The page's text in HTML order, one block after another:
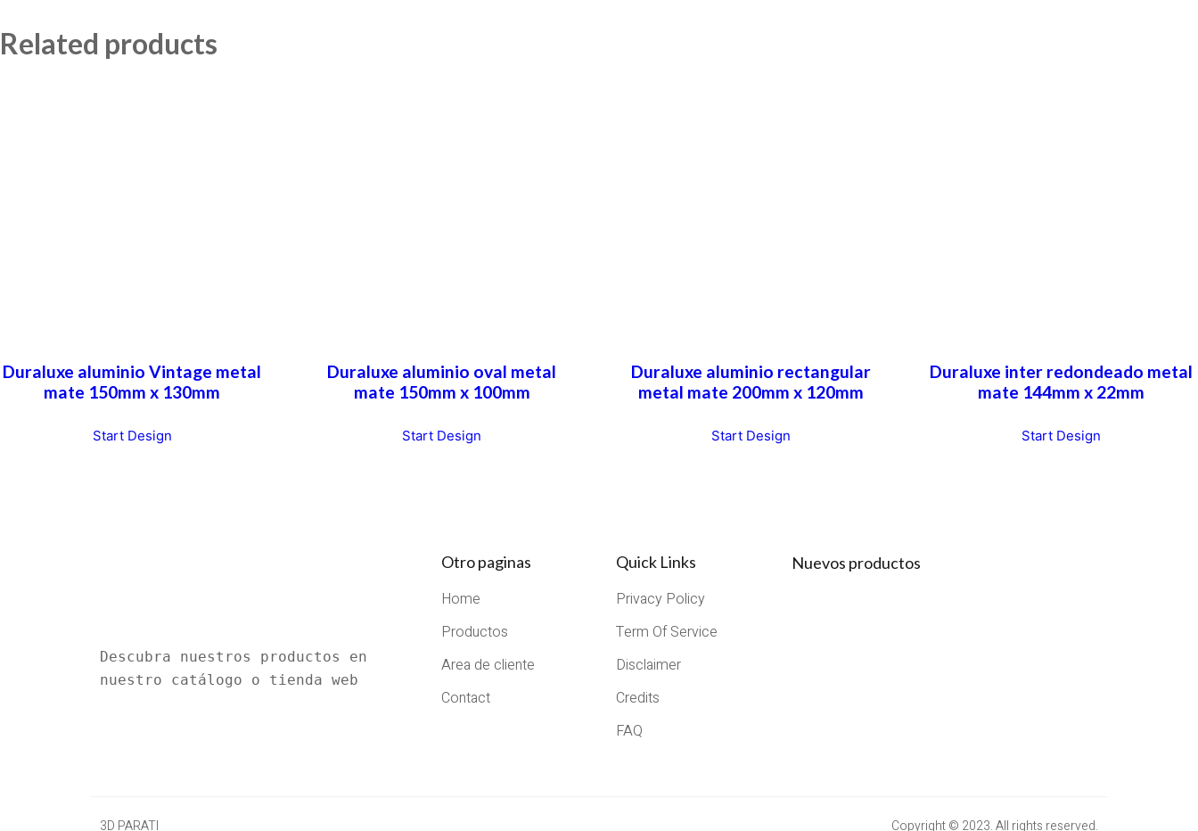
Related products
Duraluxe aluminio Vintage metal
mate 150mm x 130mm
Start Design
Duraluxe aluminio oval metal
mate 150mm x 100mm
Start Design
Duraluxe aluminio rectangular
metal mate 200mm x 120mm
Start Design
Duraluxe inter redondeado metal
mate 144mm x 22mm
Start Design
Descubra nuestros productos en
nuestro catálogo o tienda web
Otro paginas
Home
Productos
Area de cliente
Contact
Quick Links
Privacy Policy
Term Of Service
Disclaimer
Credits
FAQ
Nuevos productos
3D PARATI Copyright © 2023. All rights reserved.